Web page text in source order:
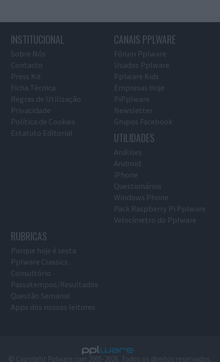
INSTITUCIONAL
Sobre Nós
Contacto
Press Kit
Ficha Técnica
Regras de Utilização
Privacidade
Política de Cookies
Estatuto Editorial
CANAIS PPLWARE
Fórum Pplware
Usados Pplware
Pplware Kids
Empresas Hoje
PiPplware
Newsletter
Grupos Facebook
UTILIDADES
Análises
Android
iPhone
Questionários
Windows Phone
Pack Raspberry Pi Pplware
Velocímetro do Pplware
RUBRICAS
Porque hoje é sexta
Pplware Classics…
Consultório
Passatempos/Resultados
Questão Semanal
Apps dos nossos leitores
© Copyright Pplware.com 2005-2026. Todos os direitos reservados.